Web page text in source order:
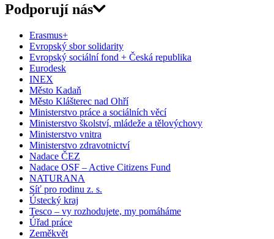
Podporují nás
Erasmus+
Evropský sbor solidarity
Evropský sociální fond + Česká republika
Eurodesk
INEX
Město Kadaň
Město Klášterec nad Ohří
Ministerstvo práce a sociálních věcí
Ministerstvo školství, mládeže a tělovýchovy
Ministerstvo vnitra
Ministerstvo zdravotnictví
Nadace ČEZ
Nadace OSF – Active Citizens Fund
NATURANA
Síť pro rodinu z. s.
Ústecký kraj
Tesco – vy rozhodujete, my pomáháme
Úřad práce
Zeměkvět